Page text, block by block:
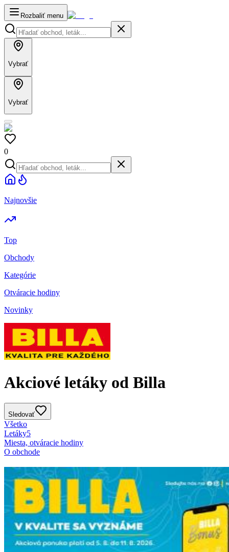
Rozbaliť menu
Vybrať
Vybrať
0
Najnovšie
Top
Obchody
Kategórie
Otváracie hodiny
Novinky
Akciové letáky od Billa
Sledovať
Všetko
Letáky5
Miesta, otváracie hodiny
O obchode